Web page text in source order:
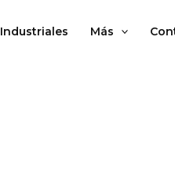
Industriales Más